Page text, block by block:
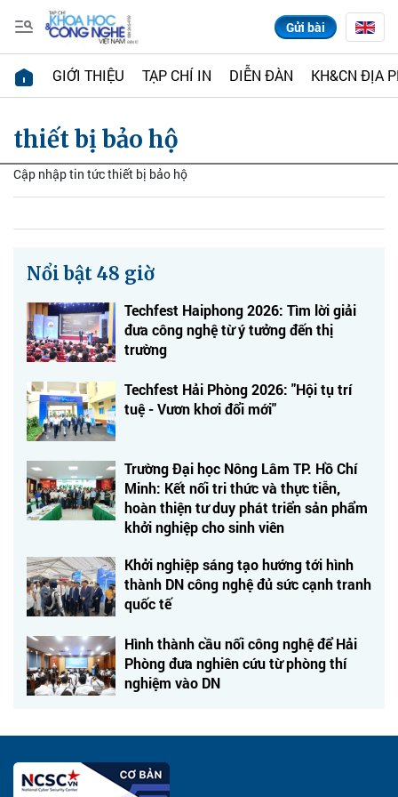
Gửi bài
GIỚI THIỆU TẠP CHÍ IN DIỄN ĐÀN KH&CN ĐỊA
thiết bị bảo hộ
Cập nhập tin tức thiết bị bảo hộ
Nổi bật 48 giờ
Techfest Haiphong 2026: Tìm lời giải
đưa công nghệ từ ý tưởng đến thị
trường
Techfest Hải Phòng 2026: "Hội tụ trí
tuệ - Vươn khơi đổi mới"
Trường Đại học Nông Lâm TP. Hồ Chí
Minh: Kết nối tri thức và thực tiễn,
hoàn thiện tư duy phát triển sản phẩm
khởi nghiệp cho sinh viên
Khởi nghiệp sáng tạo hướng tới hình
thành DN công nghệ đủ sức cạnh tranh
quốc tế
Hình thành cầu nối công nghệ để Hải
Phòng đưa nghiên cứu từ phòng thí
nghiệm vào DN